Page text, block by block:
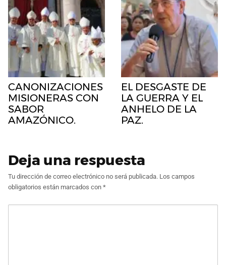
CANONIZACIONES
MISIONERAS CON
SABOR
AMAZÓNICO.
EL DESGASTE DE
LA GUERRA Y EL
ANHELO DE LA
PAZ.
Deja una respuesta
Tu dirección de correo electrónico no será publicada. Los campos
obligatorios están marcados con *